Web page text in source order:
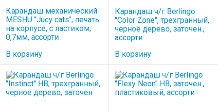
Карандаш механический
MESHU "Jucy cats", печать
на корпусе, с ластиком,
0,7мм, ассорти
В корзину
Карандаш ч/г Berlingo
"Color Zone", трехгранный,
черное дерево, заточен.,
ассорти
В корзину